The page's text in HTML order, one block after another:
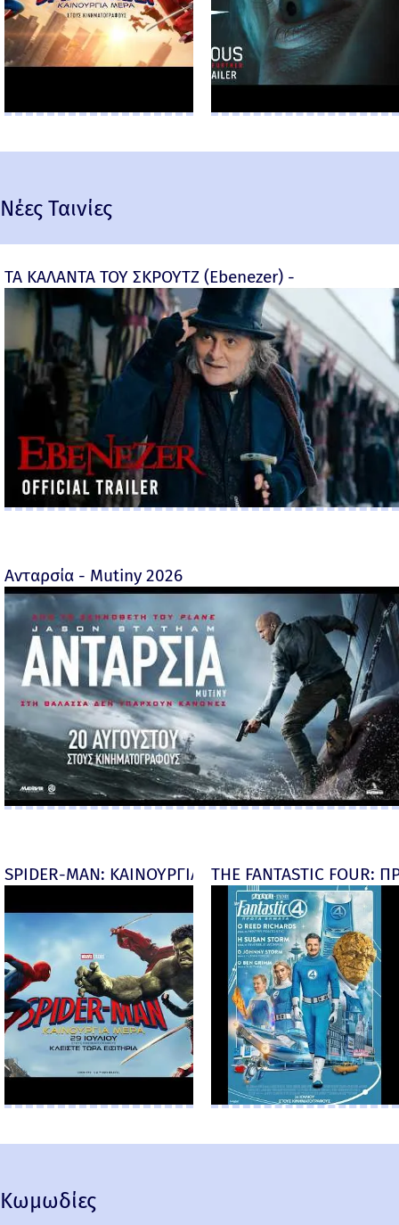
Νέες Ταινίες
ΤΑ ΚΑΛΑΝΤΑ ΤΟΥ ΣΚΡΟΥΤΖ (Ebenezer) -
Ανταρσία - Mutiny 2026
SPIDER-MAN: ΚΑΙΝΟΥΡΓΙΑ ΜΕΡΑ (Spider-Man:
THE FANTASTIC
Κωμωδίες